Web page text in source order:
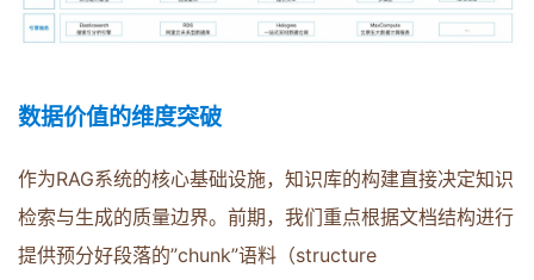
数据价值的维度突破
作为RAG系统的核心基础设施，知识库的构建直接决定知识
检索与生成的质量边界。前期，我们重点根据文档结构进行
提供预分好段落的”chunk”语料（structure